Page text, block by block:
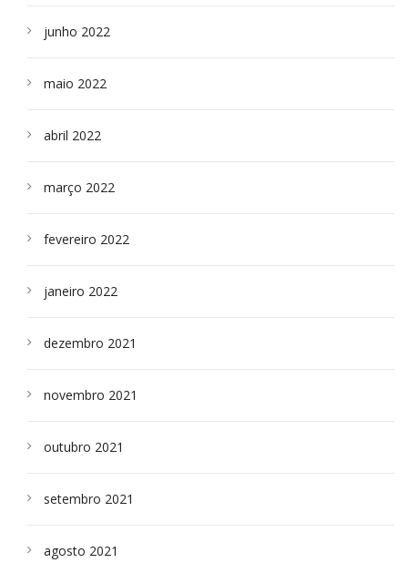
junho 2022
maio 2022
abril 2022
março 2022
fevereiro 2022
janeiro 2022
dezembro 2021
novembro 2021
outubro 2021
setembro 2021
agosto 2021